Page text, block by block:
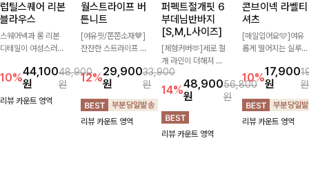
럽틸스퀘어 리본
블라우스
스퀘어넥과 롱 리본
디테일이 여성스러운
는 블라우스입니다.
자연스럽게 잡힌 셔링
과 봉긋한 소매가 여
10%44,100
원
48,900
원
리뷰 카운트 영역
월스트라이프 버
튼니트
[여유핏/쫀쫀소재🤎]
잔잔한 스트라이프 패
더해져 캐주얼하면서
도 세련된 무드를 연
출해주는 니트- 가볍
고 부드러운 착용감으
로 단독은 물론 데일
12%29,900
원
33,900
원
리뷰 카운트 영역
퍼펙트절개핏 6
부데님반바지
[S,M,L사이즈]
[체형커버🫶]세로 절
개 라인이 더해져 다
리 라인을 더욱 길고
슬림하게 연출해주는
5부 데님 반바지 🤍
부담 없는 기장과 여
유로운 핏으로 편안하
게 착용되며 다양한
14%48,900
원
56,800
원
리뷰 카운트 영역
콘브이넥 라벨티
셔츠
[매일입어요🩵]여유
롭게 떨어지는 실루엣
자인으로 데일리하게
즐기기 좋은 티셔츠-
소매 라벨 디테일이
은은한 포인트를 더해
심플하면서도 센스 있
10%17,900
원
원
리뷰 카운트 영역